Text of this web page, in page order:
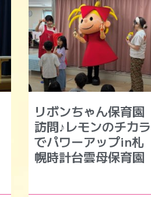
リボンちゃん保育園
訪問♪レモンのチカラ
でパワーアップin札
幌時計台雲母保育園